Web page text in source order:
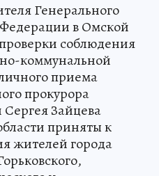
Генерального
в Омской
соблюдения
коммунальной
приема
прокурора
Зайцева
приняты к
жителей города